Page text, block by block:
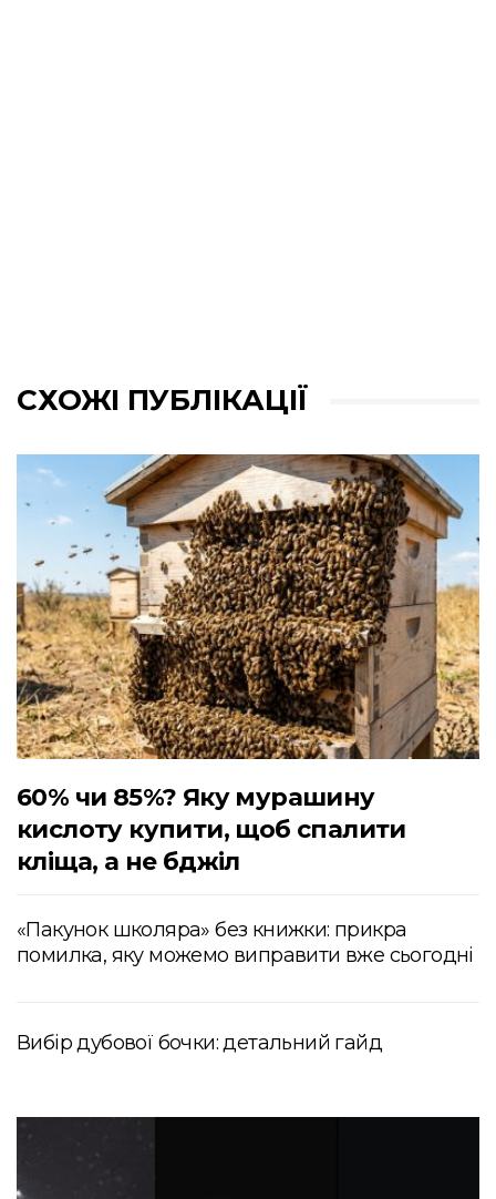
СХОЖІ ПУБЛІКАЦІЇ
60% чи 85%? Яку мурашину
кислоту купити, щоб спалити
кліща, а не бджіл
«Пакунок школяра» без книжки: прикра
помилка, яку можемо виправити вже сьогодні
Вибір дубової бочки: детальний гайд